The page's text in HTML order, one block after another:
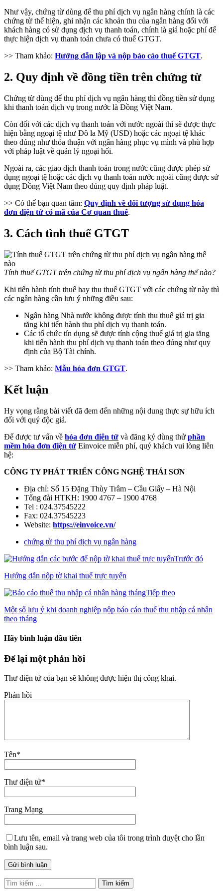
Như vậy, chứng từ dùng để thu phí dịch vụ ngân hàng chính là các
chứng từ thể hiện, ghi nhận các khoản thu của ngân hàng đối với
khách hàng có sử dụng dịch vụ thanh toán, chính là giá hoặc phí để
thực hiện dịch vụ thanh toán chưa có thuế GTGT.
>> Tham khảo: Hướng dẫn lập và nộp báo cáo thuế GTGT.
2. Quy định về đồng tiền trên chứng từ
Chứng từ dùng để thu phí dịch vụ ngân hàng thì đồng tiền sử dụng
khi thanh toán dịch vụ trong nước là Đồng Việt Nam.
Còn đối với các dịch vụ thanh toán với nước ngoài thì sẽ được thực
hiện bằng ngoại tệ như Đô la Mỹ (USD) hoặc các ngoại tệ khác
theo đúng như thỏa thuận với ngân hàng phục vụ mình và phù hợp
với pháp luật về quản lý ngoại hối.
Ngoài ra, các giao dịch thanh toán trong nước cũng được phép sử
dụng ngoại tệ hoặc các dịch vụ thanh toán nước ngoài cũng được sử
dụng Đồng Việt Nam theo đúng quy định pháp luật.
>> Có thể bạn quan tâm: Quy định về đối tượng sử dụng hóa
đơn điện tử có mã của Cơ quan thuế.
3. Cách tình thuế GTGT
Tính thuế GTGT trên chứng từ thu phí dịch vụ ngân hàng thế nào?
Khi tiến hành tính thuế hay thu thuế GTGT với các chứng từ này thì
các ngân hàng cần lưu ý những điều sau:
Ngân hàng Nhà nước không được tính thu thuế giá trị gia
tăng khi tiến hành thu phí dịch vụ thanh toán.
Các tổ chức tín dụng sẽ được tính cộng thuế giá trị gia tăng
khi tiến hành thu phí dịch vụ thanh toán theo đúng như quy
định của Bộ Tài chính.
>> Tham khảo: Mẫu hóa đơn GTGT.
Kết luận
Hy vọng rằng bài viết đã đem đến những nội dung thực sự hữu ích
đối với quý độc giả.
Để được tư vấn về hóa đơn điện tử và đăng ký dùng thử phần
mềm hóa đơn điện tử Einvoice miễn phí, quý khách vui lòng liên
hệ:
CÔNG TY PHÁT TRIỂN CÔNG NGHỆ THÁI SƠN
Địa chỉ: Số 15 Đặng Thùy Trâm – Cầu Giấy – Hà Nội
Tổng đài HTKH: 1900 4767 – 1900 4768
Tel : 024.37545222
Fax: 024.37545223
Website: https://einvoice.vn/
chứng từ thu phí dịch vụ ngân hàng
Trước đó
Hướng dẫn nộp tờ khai thuế trực tuyến
Tiếp theo
Một số lưu ý khi doanh nghiệp nộp báo cáo thuế thu nhập cá nhân
theo tháng
Hãy bình luận đầu tiên
Để lại một phản hồi
Thư điện tử của bạn sẽ không được hiện thị công khai.
Phản hồi
Tên*
Thư điện tử*
Trang Mạng
Lưu tên, email và trang web của tôi trong trình duyệt cho lần
bình luận sau.
Tìm